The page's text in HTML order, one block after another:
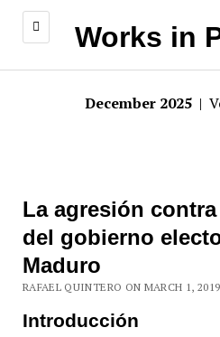
Works in
December 2025 |
La agresión
del gobierno
Maduro
RAFAEL QUINTERO ON MARCH 1, 2019
Introducción